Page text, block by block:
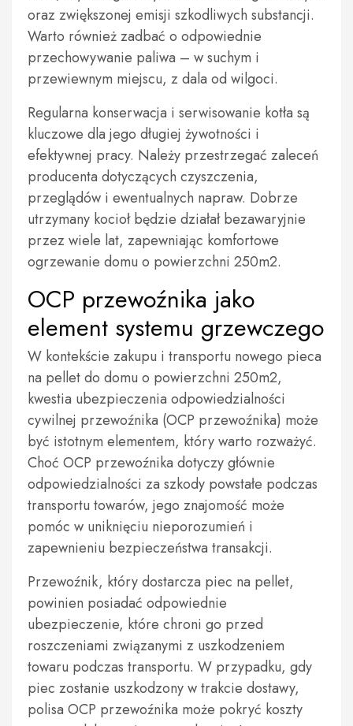
oraz zwiększonej emisji szkodliwych substancji.
Warto również zadbać o odpowiednie
przechowywanie paliwa – w suchym i
przewiewnym miejscu, z dala od wilgoci.
Regularna konserwacja i serwisowanie kotła są
kluczowe dla jego długiej żywotności i
efektywnej pracy. Należy przestrzegać zaleceń
producenta dotyczących czyszczenia,
przeglądów i ewentualnych napraw. Dobrze
utrzymany kocioł będzie działał bezawaryjnie
przez wiele lat, zapewniając komfortowe
ogrzewanie domu o powierzchni 250m2.
OCP przewoźnika jako
element systemu grzewczego
W kontekście zakupu i transportu nowego pieca
na pellet do domu o powierzchni 250m2,
kwestia ubezpieczenia odpowiedzialności
cywilnej przewoźnika (OCP przewoźnika) może
być istotnym elementem, który warto rozważyć.
Choć OCP przewoźnika dotyczy głównie
odpowiedzialności za szkody powstałe podczas
transportu towarów, jego znajomość może
pomóc w uniknięciu nieporozumień i
zapewnieniu bezpieczeństwa transakcji.
Przewoźnik, który dostarcza piec na pellet,
powinien posiadać odpowiednie
ubezpieczenie, które chroni go przed
roszczeniami związanymi z uszkodzeniem
towaru podczas transportu. W przypadku, gdy
piec zostanie uszkodzony w trakcie dostawy,
polisa OCP przewoźnika może pokryć koszty